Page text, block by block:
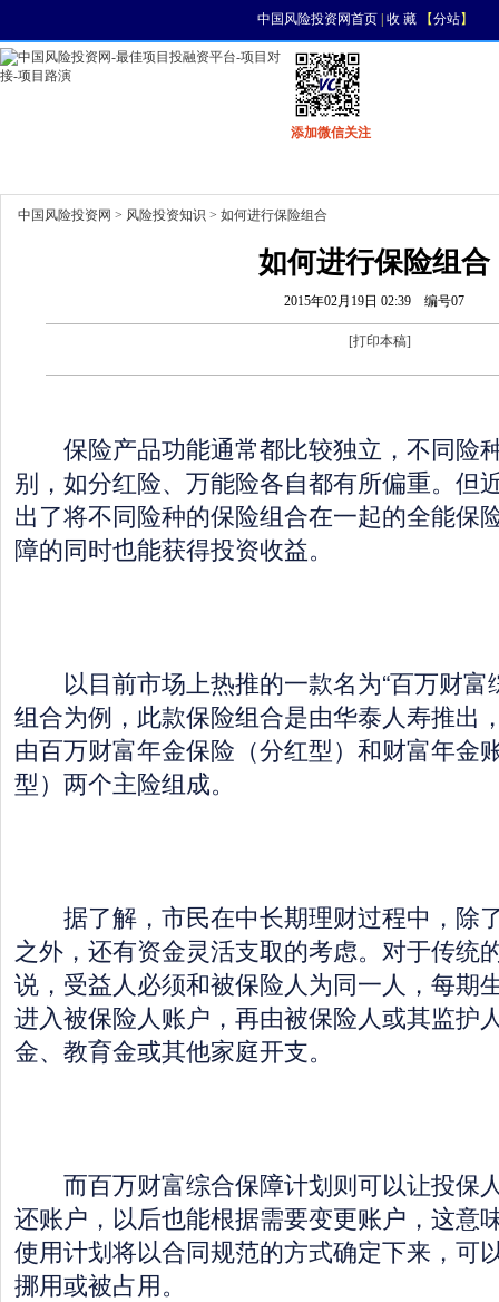
中国风险投资网首页| 收 藏【分站】
添加微信关注
中国风险投资网 > 风险投资知识 > 如何进行保险组合
如何进行保险组合
2015年02月19日 02:39 编号07
[打印本稿]
保险产品功能通常都比较独立，不同险
别，如分红险、万能险各自都有所偏重。但
出了将不同险种的保险组合在一起的全能保
障的同时也能获得投资收益。
以目前市场上热推的一款名为“百万财富
组合为例，此款保险组合是由华泰人寿推出
由百万财富年金保险（分红型）和财富年金
型）两个主险组成。
据了解，市民在中长期理财过程中，除
之外，还有资金灵活支取的考虑。对于传统
说，受益人必须和被保险人为同一人，每期
进入被保险人账户，再由被保险人或其监护
金、教育金或其他家庭开支。
而百万财富综合保障计划则可以让投保
还账户，以后也能根据需要变更账户，这意
使用计划将以合同规范的方式确定下来，可
挪用或被占用。